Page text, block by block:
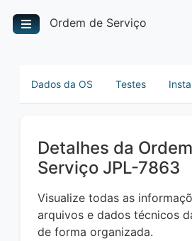
Ordem de Serviço
Dados da OS Testes
Detalhes da
Serviço JPL-7863
Visualize todas as
arquivos e dados técnicos
de forma organizada.